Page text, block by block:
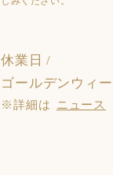
休業日 /
ゴールデンウィ
※詳細は ニュース